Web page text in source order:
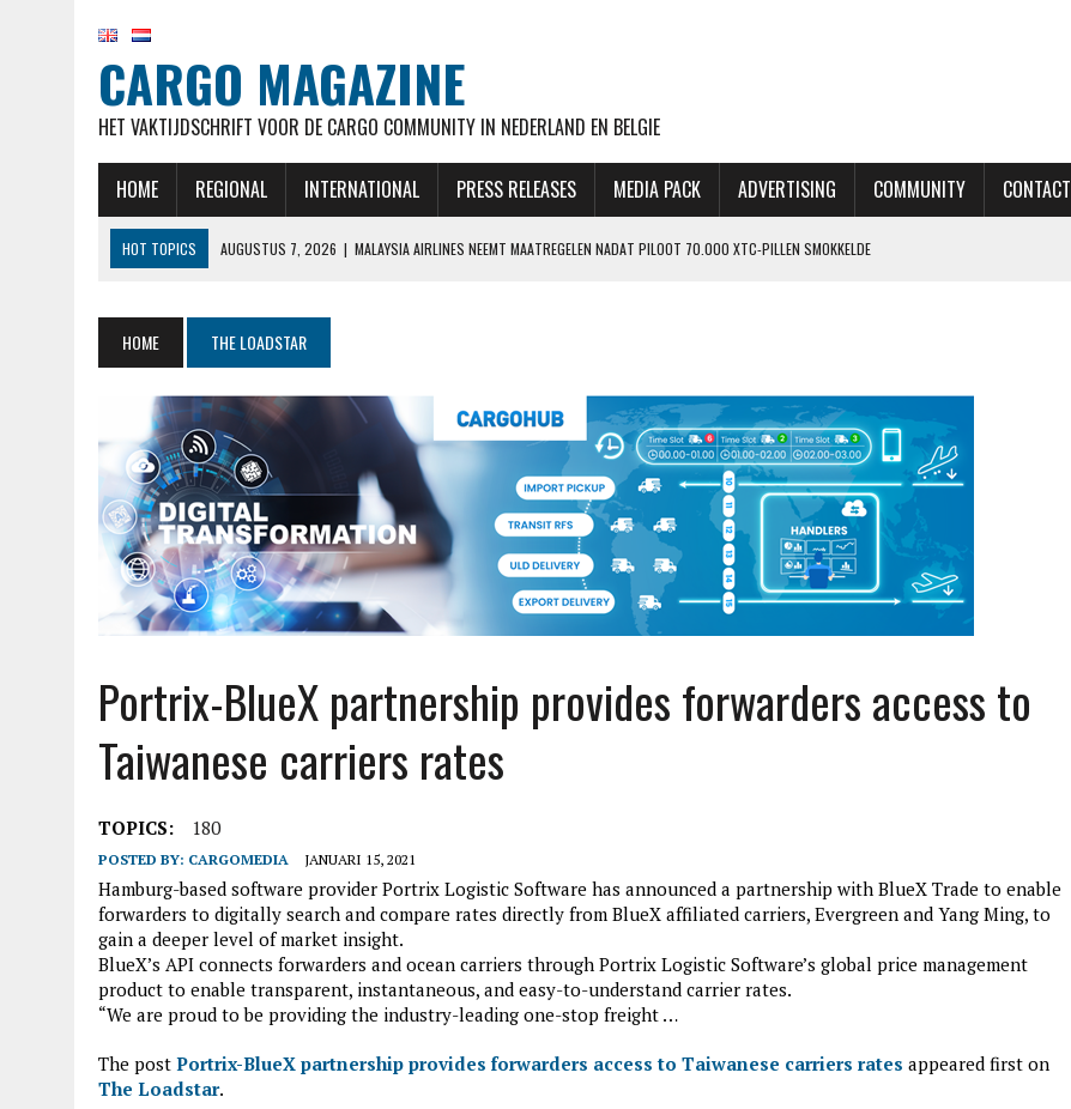
CARGO MAGAZINE
HET VAKTIJDSCHRIFT VOOR DE CARGO COMMUNITY IN NEDERLAND EN BELGIE
HOME REGIONAL INTERNATIONAL PRESS RELEASES MEDIA PACK ADVERTISING COMMUNITY CONTACT
HOT TOPICS AUGUSTUS 7, 2026 | MALAYSIA AIRLINES NEEMT MAATREGELEN NADAT PILOOT 70.000 XTC-PILLEN SMOKKELDE
AUGUSTUS 7, 2026 | NATIONAL AIRLINES VOERT LANGSTE VRACHTVLUCHT MET BOEING 777F OOIT UIT
AUGUSTUS 7, 2026 | STAKING CABINEPERSONEEL NOORSE TAK SAS OP LAATSTE MOMENT AFGEBLAZEN
HOME THE LOADSTAR
Portrix-BlueX partnership provides forwarders access to
Taiwanese carriers rates
TOPICS: 180
POSTED BY: CARGOMEDIA JANUARI 15, 2021
Hamburg-based software provider Portrix Logistic Software has announced a partnership with BlueX Trade to enable
forwarders to digitally search and compare rates directly from BlueX affiliated carriers, Evergreen and Yang Ming, to
gain a deeper level of market insight.
BlueX’s API connects forwarders and ocean carriers through Portrix Logistic Software’s global price management
product to enable transparent, instantaneous, and easy-to-understand carrier rates.
“We are proud to be providing the industry-leading one-stop freight …
The post Portrix-BlueX partnership provides forwarders access to Taiwanese carriers rates appeared first on
The Loadstar.
edition3
januari 27, 2017